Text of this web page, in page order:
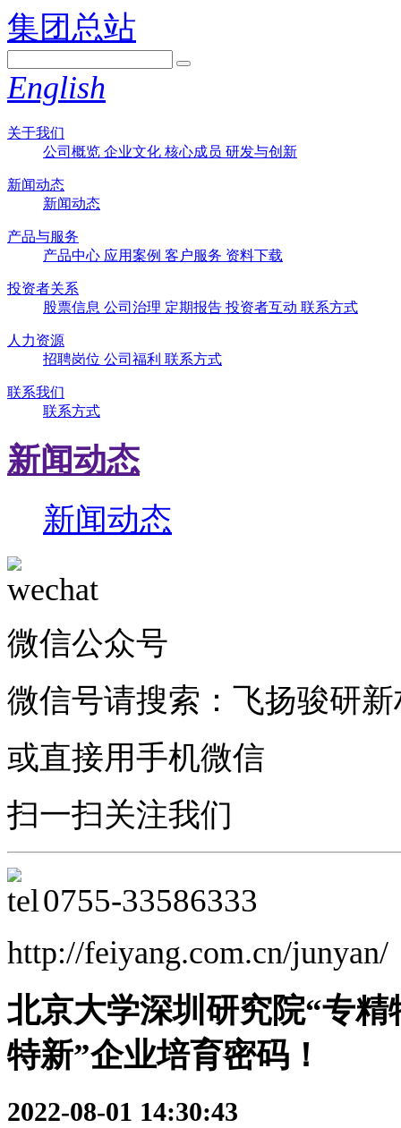
集团总站
English
关于我们
公司概览 企业文化 核心成员 研发与创新
新闻动态
新闻动态
产品与服务
产品中心 应用案例 客户服务 资料下载
投资者关系
股票信息 公司治理 定期报告 投资者互动 联系方式
人力资源
招聘岗位 公司福利 联系方式
联系我们
联系方式
新闻动态
新闻动态
微信公众号
微信号请搜索：飞扬骏研
或直接用手机微信
扫一扫关注我们
0755-33586333
http://feiyang.com.cn/junyan/
北京大学深圳研究院“专
特新”企业培育密码！
2022-08-01 14:30:43